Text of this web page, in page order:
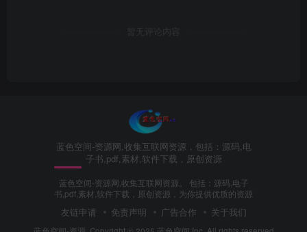
暂无评论内容
蓝色空间-资源网,收集互联网资源，包括：源码,电
子书,pdf,素材,软件下载，原创资源
蓝色空间-资源网,收集互联网资源。 包括：源码,电子
书,pdf,素材,软件下载，原创资源，为你提供优质的资源
友链申请 免责声明 广告合作 关于我们